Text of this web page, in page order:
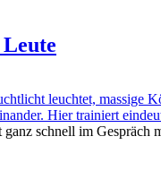
leuchtet, massige
Hier trainiert
schnell im